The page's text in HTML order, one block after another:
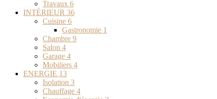
Travaux 6
INTÉRIEUR 36
Cuisine 6
Gastronomie 1
Chambre 9
Salon 4
Garage 4
Mobiliers 4
ENERGIE 13
Isolation 3
Chauffage 4